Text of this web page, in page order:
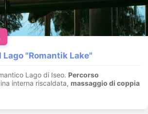
Lago "Romantik Lake"
Lago di Iseo. Percorso
interna riscaldata, massaggio di coppia